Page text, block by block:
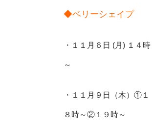
◆ベリーシェイプ
・１１月６日 (月) １４時
～
・１１月９日（木）①１
８時～②１９時～